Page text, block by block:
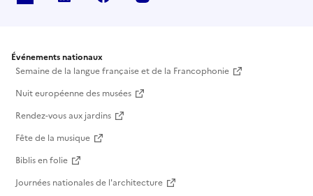
Événements nationaux
Semaine de la langue française et de la Francophonie
Nuit européenne des musées
Rendez-vous aux jardins
Fête de la musique
Biblis en folie
Journées nationales de l'architecture